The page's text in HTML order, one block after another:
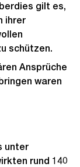
gilt es,
ihrer
schützen.
Ansprüche
waren
unter
rund 140